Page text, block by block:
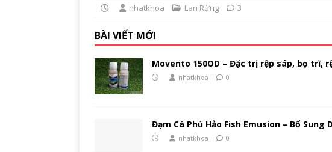
nhatkhoa Lan Rừng 3
BÀI VIẾT MỚI
Movento 150OD – Đặc trị rệp sáp, bọ trĩ,
nhatkhoa 0
Đạm Cá Phú Hảo Fish Emusion – Bổ Sung
nhatkhoa 0